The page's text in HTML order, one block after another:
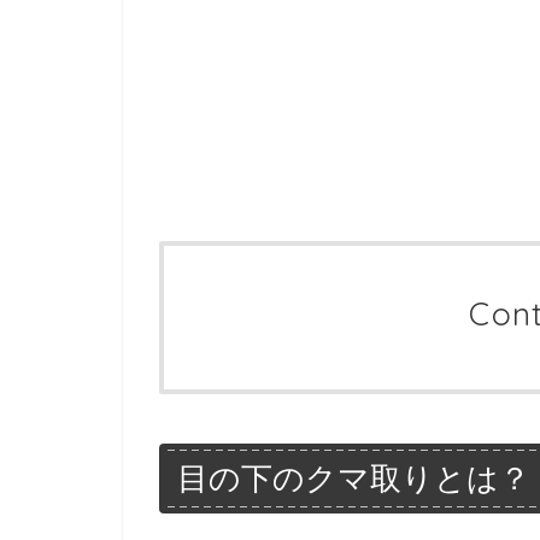
目の下のクマ取りとは？